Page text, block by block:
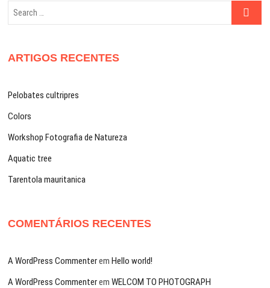
Search
ARTIGOS RECENTES
Pelobates cultripres
Colors
Workshop Fotografia de Natureza
Aquatic tree
Tarentola mauritanica
COMENTÁRIOS RECENTES
A WordPress CommenteremHello world!
A WordPress CommenteremWELCOM TO PHOTOGRAPH